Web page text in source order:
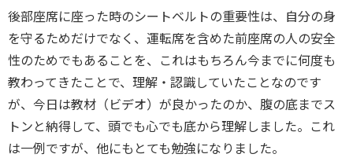
後部座席に座った時のシートベルトの重要性は、自分の身
を守るためだけでなく、運転席を含めた前座席の人の安全
性のためでもあることを、これはもちろん今までに何度も
教わってきたことで、理解・認識していたことなのです
が、今日は教材（ビデオ）が良かったのか、腹の底までス
トンと納得して、頭でも心でも底から理解しました。これ
は一例ですが、他にもとても勉強になりました。